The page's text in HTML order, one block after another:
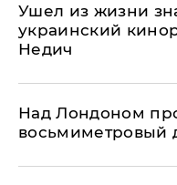
Ушел из жизни
украинский
Недич
Над Лондоном
восьмиметровый